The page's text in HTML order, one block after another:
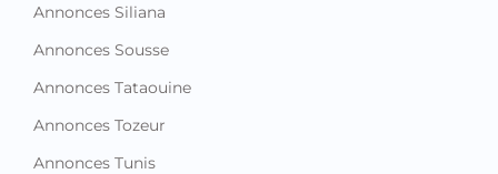
Annonces Siliana
Annonces Sousse
Annonces Tataouine
Annonces Tozeur
Annonces Tunis